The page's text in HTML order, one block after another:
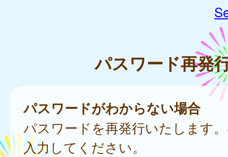
パスワード再発
パスワードがわからない場合
パスワードを再発行いたします
入力してください。